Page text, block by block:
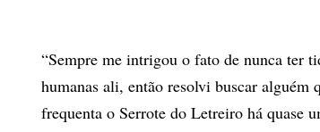
“Sempre me intrigou o fato de nunca ter
humanas ali, então resolvi buscar alguém
frequenta o Serrote do Letreiro há quase